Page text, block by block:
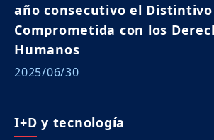
año consecutivo el Distintivo
Comprometida con los
Humanos
2025/06/30
I+D y tecnología